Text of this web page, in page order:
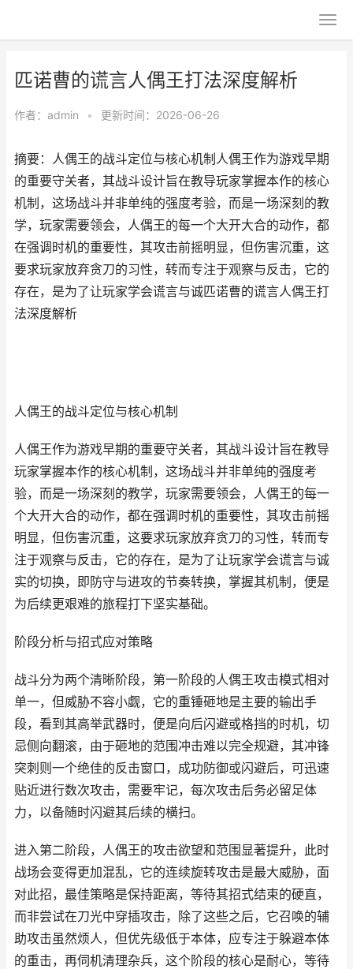
匹诺曹的谎言人偶王打法深度解析
作者： admin • 更新时间：2026-06-26
摘要：人偶王的战斗定位与核心机制人偶王作为游戏早期
的重要守关者，其战斗设计旨在教导玩家掌握本作的核心
机制，这场战斗并非单纯的强度考验，而是一场深刻的教
学，玩家需要领会，人偶王的每一个大开大合的动作，都
在强调时机的重要性，其攻击前摇明显，但伤害沉重，这
要求玩家放弃贪刀的习性，转而专注于观察与反击，它的
存在，是为了让玩家学会谎言与诚匹诺曹的谎言人偶王打
法深度解析
人偶王的战斗定位与核心机制
人偶王作为游戏早期的重要守关者，其战斗设计旨在教导
玩家掌握本作的核心机制，这场战斗并非单纯的强度考
验，而是一场深刻的教学，玩家需要领会，人偶王的每一
个大开大合的动作，都在强调时机的重要性，其攻击前摇
明显，但伤害沉重，这要求玩家放弃贪刀的习性，转而专
注于观察与反击，它的存在，是为了让玩家学会谎言与诚
实的切换，即防守与进攻的节奏转换，掌握其机制，便是
为后续更艰难的旅程打下坚实基础。
阶段分析与招式应对策略
战斗分为两个清晰阶段，第一阶段的人偶王攻击模式相对
单一，但威胁不容小觑，它的重锤砸地是主要的输出手
段，看到其高举武器时，便是向后闪避或格挡的时机，切
忌侧向翻滚，由于砸地的范围冲击难以完全规避，其冲锋
突刺则一个绝佳的反击窗口，成功防御或闪避后，可迅速
贴近进行数次攻击，需要牢记，每次攻击后务必留足体
力，以备随时闪避其后续的横扫。
进入第二阶段，人偶王的攻击欲望和范围显著提升，此时
战场会变得更加混乱，它的连续旋转攻击是最大威胁，面
对此招，最佳策略是保持距离，等待其招式结束的硬直，
而非尝试在刀光中穿插攻击，除了这些之后，它召唤的辅
助攻击虽然烦人，但优先级低于本体，应专注于躲避本体
的重击，再伺机清理杂兵，这个阶段的核心是耐心，等待